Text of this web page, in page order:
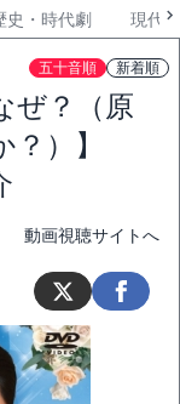
史・時代劇 現代
五十音順 新着順
ぜ？（原
）】
動画視聴サイトへ